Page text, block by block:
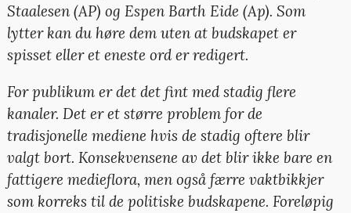
Staalesen (AP) og Espen Barth Eide (Ap). Som
lytter kan du høre dem uten at budskapet er
spisset eller et eneste ord er redigert.
For publikum er det det fint med stadig flere
kanaler. Det er et større problem for de
tradisjonelle mediene hvis de stadig oftere blir
valgt bort. Konsekvensene av det blir ikke bare en
fattigere medieflora, men også færre vaktbikkjer
som korreks til de politiske budskapene. Foreløpig